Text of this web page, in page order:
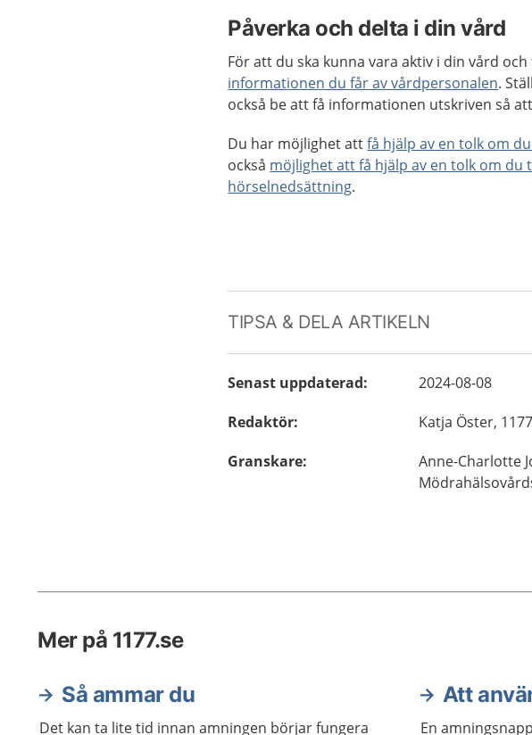
Påverka och delta i din vård
För att du ska kunna vara aktiv i din vård
informationen du får av vårdpersonalen.
också be att få informationen utskriven så
Du har möjlighet attfå hjälp av en tolk om
också möjlighet att få hjälp av en tolk om du
hörselnedsättning.
TIPSA & DELA ARTIKELN
Senast uppdaterad:
2024-08-08
Redaktör: Katja Öster,
Granskare: Anne-Charlotte
Mer på 1177.se
Så ammar du
Det kan ta lite tid innan amningen börjar fungera
Att
En